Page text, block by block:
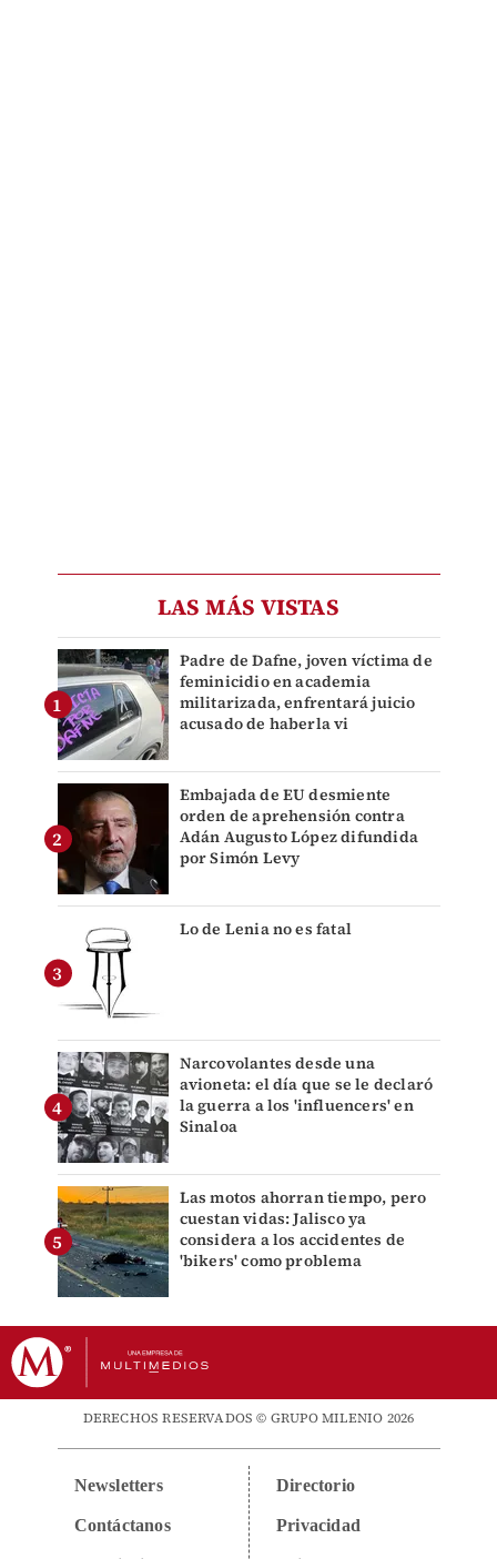
LAS MÁS VISTAS
Padre de Dafne, joven víctima de
feminicidio en academia
militarizada, enfrentará juicio
acusado de haberla vi
Embajada de EU desmiente
orden de aprehensión contra
Adán Augusto López difundida
por Simón Levy
Lo de Lenia no es fatal
Narcovolantes desde una
avioneta: el día que se le declaró
la guerra a los 'influencers' en
Sinaloa
Las motos ahorran tiempo, pero
cuestan vidas: Jalisco ya
considera a los accidentes de
'bikers' como problema
DERECHOS RESERVADOS © GRUPO MILENIO 2026
Newsletters
Contáctanos
Directorio
Privacidad